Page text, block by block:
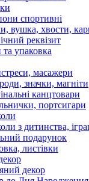
спортивні
вушка, хвости,
реквізит
упаковка
масажери
значки, магніти
канцтовари
портсигари
з дитинства,
подарунок
листівки
декор